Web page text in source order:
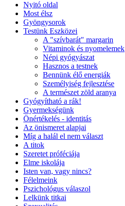
Nyitó oldal
Most élsz
Gyöngysorok
Testünk Eszközei
A "szívbarát" margarin
Vitaminok és nyomelemek
Népi gyógyászat
Hasznos a testnek
Bennünk élő energiák
Személyiség fejlesztése
A természet zöld aranya
Gyógyítható a rák!
Gyermekségünk
Önértékelés - identitás
Az önismeret alapjai
Míg a halál el nem választ
A titok
Szeretet próféciája
Elme iskolája
Isten van, vagy nincs?
Félelmeink
Pszichológus válaszol
Lelkünk titkai